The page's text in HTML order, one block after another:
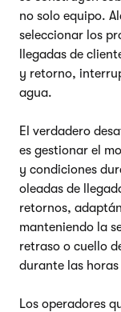
no solo equipo.
seleccionar los
llegadas de
y retorno,
agua.
El verdadero
es gestionar el
y condiciones
oleadas de
retornos,
manteniendo la
retraso o cuello
durante las
Los operadores